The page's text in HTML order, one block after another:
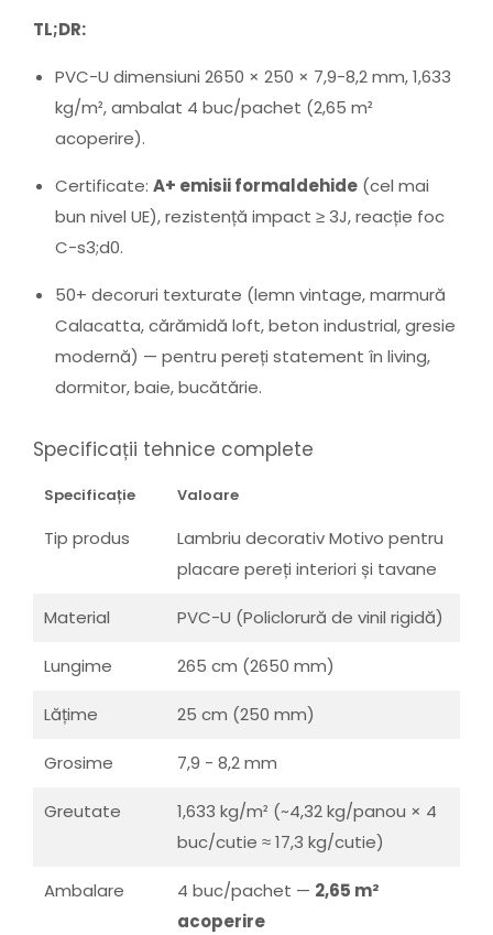
TL;DR:
PVC-U dimensiuni 2650 × 250 × 7,9-8,2 mm, 1,633
kg/m², ambalat 4 buc/pachet (2,65 m²
acoperire).
Certificate: A+ emisii formaldehide (cel mai
bun nivel UE), rezistență impact ≥ 3J, reacție foc
C-s3;d0.
50+ decoruri texturate (lemn vintage, marmură
Calacatta, cărămidă loft, beton industrial, gresie
modernă) — pentru pereți statement în living,
dormitor, baie, bucătărie.
Specificații tehnice complete
Specificație Valoare
Tip produs
Lambriu decorativ Motivo pentru
placare pereți interiori și tavane
Material PVC-U (Policlorură de vinil rigidă)
Lungime 265 cm (2650 mm)
Lățime 25 cm (250 mm)
Grosime 7,9 - 8,2 mm
Greutate
1,633 kg/m² (~4,32 kg/panou × 4
buc/cutie ≈ 17,3 kg/cutie)
Ambalare 4 buc/pachet — 2,65 m²
acoperire